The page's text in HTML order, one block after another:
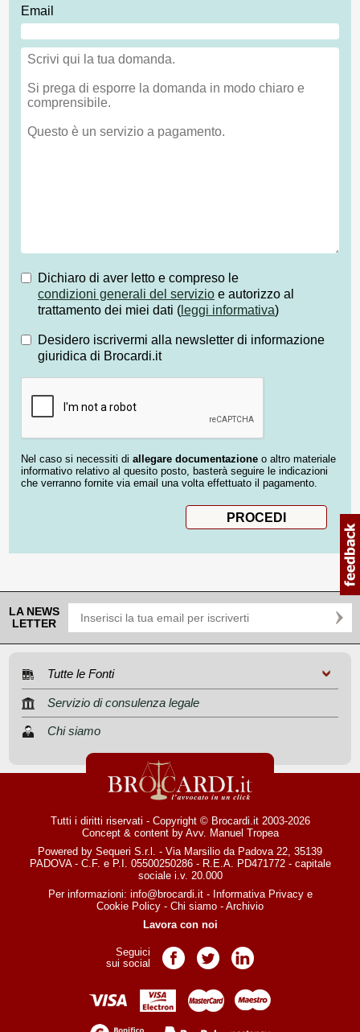
Email
Dichiaro di aver letto e compreso le
condizioni generali del servizio e autorizzo al
trattamento dei miei dati ( leggi informativa)
Desidero iscrivermi alla newsletter di informazione
giuridica di Brocardi.it
Nel caso si necessiti di allegare documentazione o altro materiale
informativo relativo al quesito posto, basterà seguire le indicazioni
che verranno fornite via email una volta effettuato il pagamento.
LA NEWS
LETTER
Tutte le Fonti
Servizio di consulenza legale
Chi siamo
Tutti i diritti riservati - Copyright © Brocardi.it 2003-2026
Concept & content by Avv. Manuel Tropea
Powered by Sequeri S.r.l. - Via Marsilio da Padova 22, 35139
PADOVA - C.F. e P.I. 05500250286 - R.E.A. PD471772 - capitale
sociale i.v. 20.000
Per informazioni: info@brocardi.it- Informativa Privacye
Cookie Policy - Chi siamo - Archivio
Lavora con noi
Seguici
sui social
Pagina Facebook
Pagina TwitterPagina LinkedIn